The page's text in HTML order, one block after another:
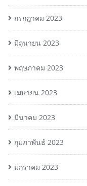
กรกฎาคม 2023
มิถุนายน 2023
พฤษภาคม 2023
เมษายน 2023
มีนาคม 2023
กุมภาพันธ์ 2023
มกราคม 2023